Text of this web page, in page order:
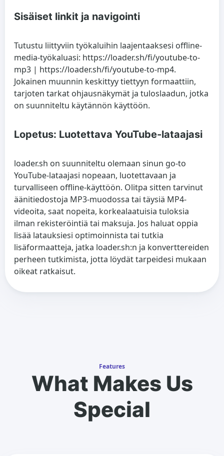
Sisäiset linkit ja navigointi
Tutustu liittyviin työkaluihin laajentaaksesi offline-
media-työkaluasi: https://loader.sh/fi/youtube-to-
mp3 | https://loader.sh/fi/youtube-to-mp4.
Jokainen muunnin keskittyy tiettyyn formaattiin,
tarjoten tarkat ohjausnäkymät ja tuloslaadun, jotka
on suunniteltu käytännön käyttöön.
Lopetus: Luotettava YouTube-lataajasi
loader.sh on suunniteltu olemaan sinun go-to
YouTube-lataajasi nopeaan, luotettavaan ja
turvalliseen offline-käyttöön. Olitpa sitten tarvinut
äänitiedostoja MP3-muodossa tai täysiä MP4-
videoita, saat nopeita, korkealaatuisia tuloksia
ilman rekisteröintiä tai maksuja. Jos haluat oppia
lisää latauksiesi optimoinnista tai tutkia
lisäformaatteja, jatka loader.sh:n ja konverttereiden
perheen tutkimista, jotta löydät tarpeidesi mukaan
oikeat ratkaisut.
Features
What Makes Us
Special